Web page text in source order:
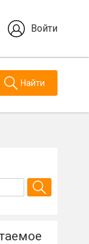
Войти
Найти